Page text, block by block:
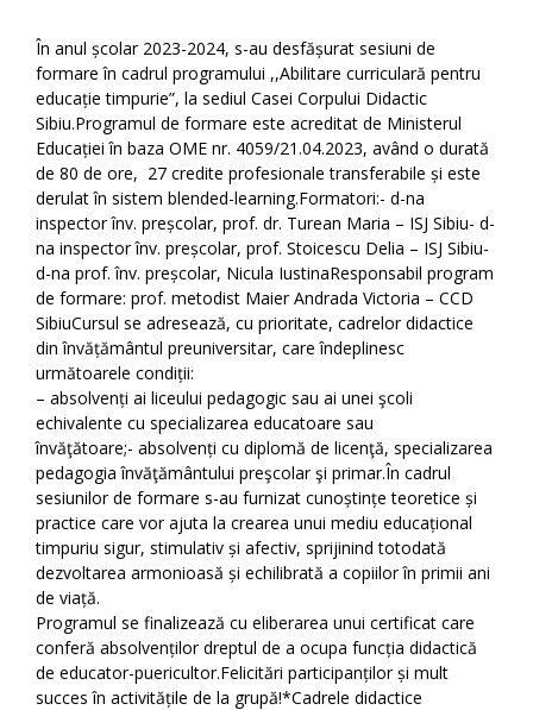
În anul școlar 2023-2024, s-au desfășurat sesiuni de
formare în cadrul programului ,,Abilitare curriculară pentru
educație timpurie”, la sediul Casei Corpului Didactic
Sibiu.Programul de formare este acreditat de Ministerul
Educației în baza OME nr. 4059/21.04.2023, având o durată
de 80 de ore, 27 credite profesionale transferabile și este
derulat în sistem blended-learning.Formatori:- d-na
inspector înv. preșcolar, prof. dr. Turean Maria – ISJ Sibiu- d-
na inspector înv. preșcolar, prof. Stoicescu Delia – ISJ Sibiu-
d-na prof. înv. preșcolar, Nicula IustinaResponsabil program
de formare: prof. metodist Maier Andrada Victoria – CCD
SibiuCursul se adresează, cu prioritate, cadrelor didactice
din învățământul preuniversitar, care îndeplinesc
următoarele condiții:
– absolvenți ai liceului pedagogic sau ai unei şcoli
echivalente cu specializarea educatoare sau
învăţătoare;- absolvenți cu diplomă de licenţă, specializarea
pedagogia învăţământului preşcolar şi primar.În cadrul
sesiunilor de formare s-au furnizat cunoștințe teoretice și
practice care vor ajuta la crearea unui mediu educațional
timpuriu sigur, stimulativ și afectiv, sprijinind totodată
dezvoltarea armonioasă și echilibrată a copiilor în primii ani
de viață.
Programul se finalizează cu eliberarea unui certificat care
conferă absolvenților dreptul de a ocupa funcția didactică
de educator-puericultor.Felicitări participanților și mult
succes în activitățile de la grupă!*Cadrele didactice